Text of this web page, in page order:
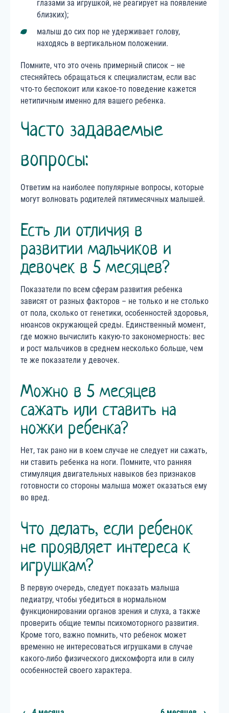
глазами за игрушкой, не реагирует на появление
близких);
малыш до сих пор не удерживает голову,
находясь в вертикальном положении.
Помните, что это очень примерный список – не
стесняйтесь обращаться к специалистам, если вас
что-то беспокоит или какое-то поведение кажется
нетипичным именно для вашего ребенка.
Часто задаваемые
вопросы:
Ответим на наиболее популярные вопросы, которые
могут волновать родителей пятимесячных малышей.
Есть ли отличия в
развитии мальчиков и
девочек в 5 месяцев?
Показатели по всем сферам развития ребенка
зависят от разных факторов – не только и не столько
от пола, сколько от генетики, особенностей здоровья,
нюансов окружающей среды. Единственный момент,
где можно вычислить какую-то закономерность: вес
и рост мальчиков в среднем несколько больше, чем
те же показатели у девочек.
Можно в 5 месяцев
сажать или ставить на
ножки ребенка?
Нет, так рано ни в коем случае не следует ни сажать,
ни ставить ребенка на ноги. Помните, что ранняя
стимуляция двигательных навыков без признаков
готовности со стороны малыша может оказаться ему
во вред.
Что делать, если ребенок
не проявляет интереса к
игрушкам?
В первую очередь, следует показать малыша
педиатру, чтобы убедиться в нормальном
функционировании органов зрения и слуха, а также
проверить общие темпы психомоторного развития.
Кроме того, важно помнить, что ребенок может
временно не интересоваться игрушками в случае
какого-либо физического дискомфорта или в силу
особенностей своего характера.